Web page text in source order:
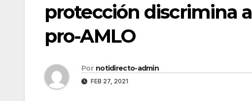
protección discrimina
pro-AMLO
Por notidirecto-admin
FEB 27, 2021